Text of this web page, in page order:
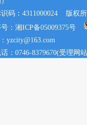
识码：4311000024 版权
：湘ICP备05009375号
yzcity@163.com
：0746-8379670(受理网